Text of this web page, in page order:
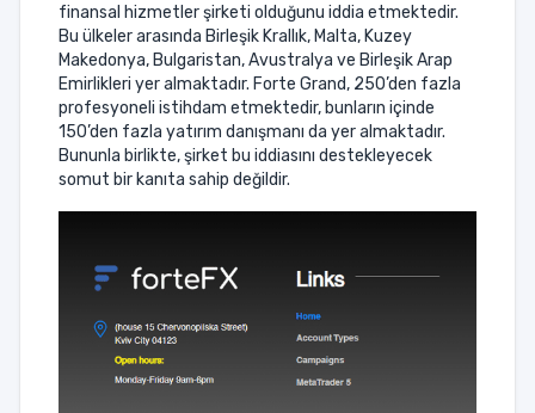
finansal hizmetler şirketi olduğunu iddia etmektedir.
Bu ülkeler arasında Birleşik Krallık, Malta, Kuzey
Makedonya, Bulgaristan, Avustralya ve Birleşik Arap
Emirlikleri yer almaktadır. Forte Grand, 250’den fazla
profesyoneli istihdam etmektedir, bunların içinde
150’den fazla yatırım danışmanı da yer almaktadır.
Bununla birlikte, şirket bu iddiasını destekleyecek
somut bir kanıta sahip değildir.